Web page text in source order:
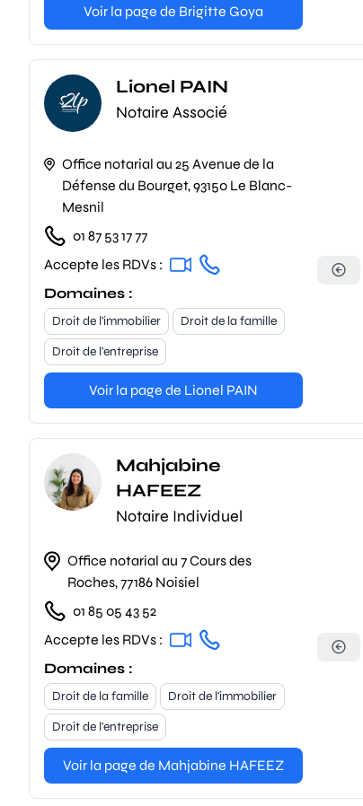
Voir la page de Brigitte Goya
Lionel PAIN
Notaire Associé
Office notarial au 25 Avenue de la
Défense du Bourget, 93150 Le Blanc-
Mesnil
01 87 53 17 77
Accepte les RDVs :
Domaines :
Droit de l'immobilier
Droit de la famille
Droit de l'entreprise
Voir la page de Lionel PAIN
Mahjabine
HAFEEZ
Notaire Individuel
Office notarial au 7 Cours des
Roches, 77186 Noisiel
01 85 05 43 52
Accepte les RDVs :
Domaines :
Droit de la famille
Droit de l'immobilier
Droit de l'entreprise
Voir la page de Mahjabine HAFEEZ